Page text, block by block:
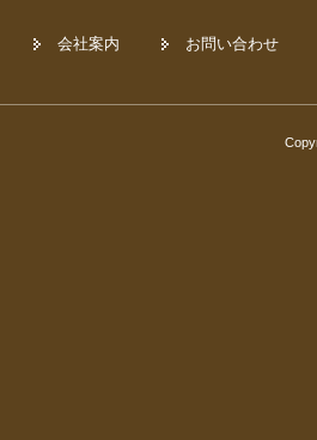
会社案内 お問い合わせ